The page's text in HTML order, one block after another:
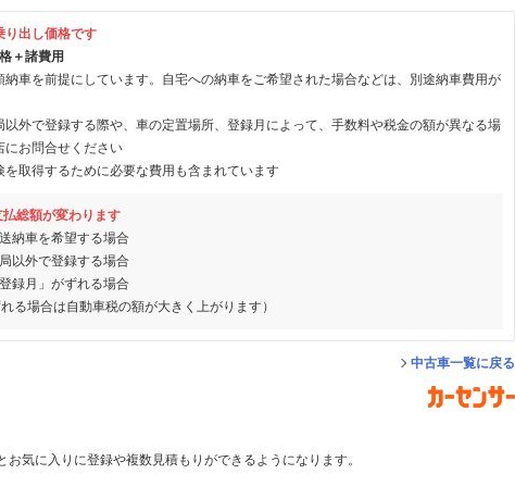
り出し価格です
＋諸費用
車を前提にしています。自宅への納車をご希望された場合などは、別途納車費用が
外で登録する際や、車の定置場所、登録月によって、手数料や税金の額が異なる場
にお問合せください
取得するために必要な費用も含まれています
払総額が変わります
納車を希望する場合
以外で登録する場合
録月」がずれる場合
る場合は自動車税の額が大きく上がります）
中古車一覧に戻る
お気に入りに登録や複数見積もりができるようになります。